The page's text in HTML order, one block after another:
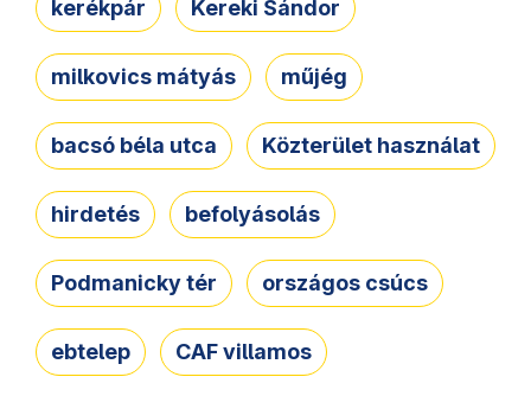
kerékpár Kereki Sándor
milkovics mátyás műjég
bacsó béla utca Közterület használat
hirdetés befolyásolás
Podmanicky tér országos csúcs
ebtelep CAF villamos